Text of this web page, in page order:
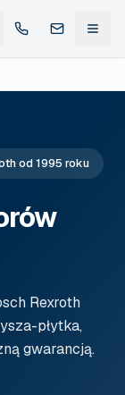
od 1995 roku
Rexroth
płytka,
gwarancją.